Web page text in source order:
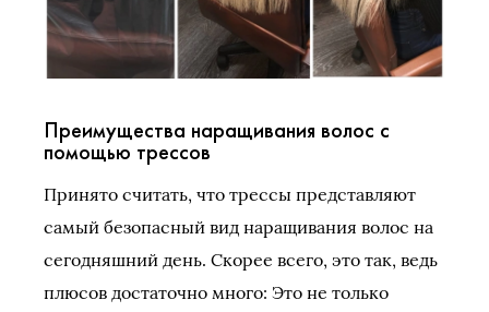
Преимущества наращивания волос с
помощью трессов
Принято считать, что трессы представляют
самый безопасный вид наращивания волос на
сегодняшний день. Скорее всего, это так, ведь
плюсов достаточно много: Это не только